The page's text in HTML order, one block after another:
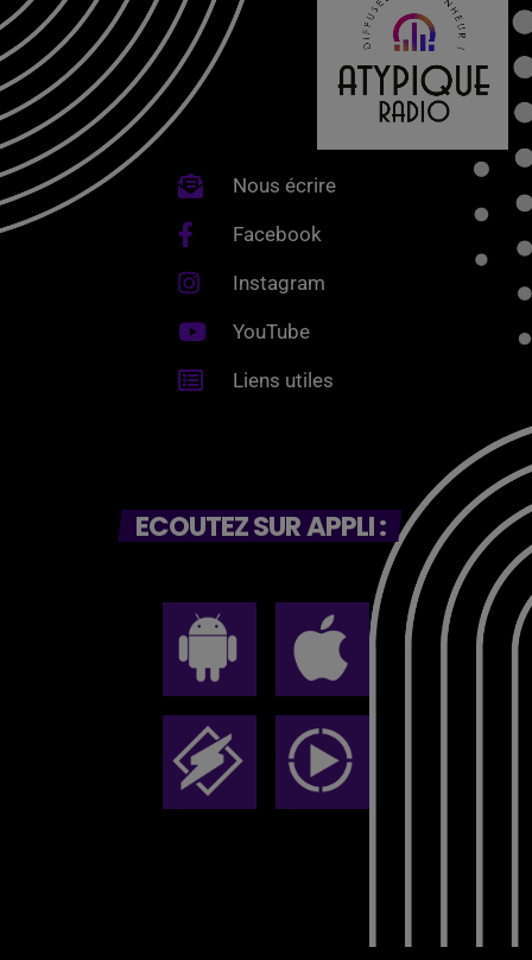
Nous écrire
Facebook
Instagram
YouTube
Liens utiles
ECOUTEZ SUR APPLI :